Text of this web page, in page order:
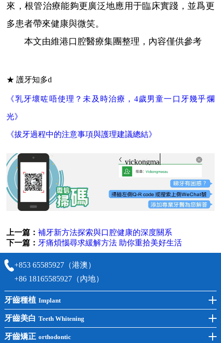
來，根管治療能夠更廣泛地應用于臨床實踐，並爲更
多患者帶來健康與微笑。
本文由維港口腔醫療集團整理，內容僅供參考
★ 護牙知多d
《乳牙壞咗唔使理？未及時治療，4歲男童一口牙幾乎爛
光》
《拔牙過程中的注意事項與護理建議總結》
vickongmacau
上一篇：補牙新方法探索與口腔健康的深度關系
下一篇： 牙痛煩惱尋求緩解方法 助你重拾美好生活
+853 65585927（港澳）
+86 18165585927（內地）
牙齒種植 Implant
前牙種植
後牙種植
牙齒美白 Teeth Whitening
冷光美白
牙齒矯正 orthodontic